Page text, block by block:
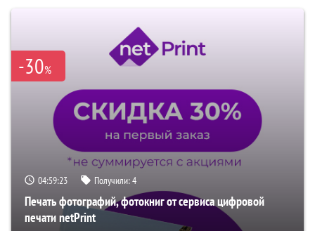
-30%
04:59:22 Получили:4
Печать фотографий, фотокниг от сервиса цифровой
печати netPrint